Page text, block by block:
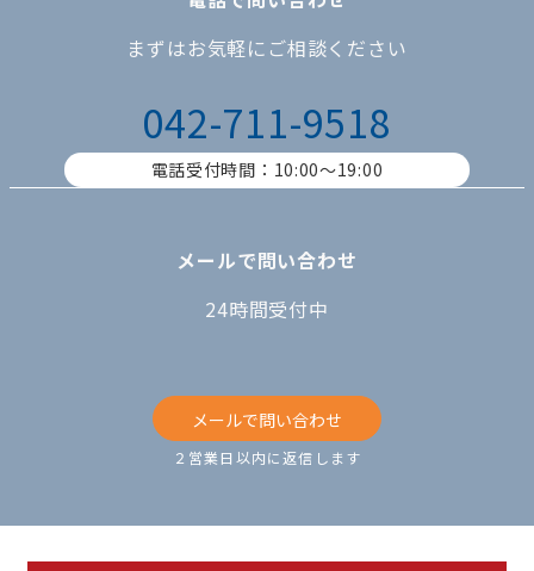
まずはお気軽にご相談ください
042-711-9518
電話受付時間：10:00〜19:00
メールで問い合わせ
24時間受付中
メールで問い合わせ
２営業日以内に返信します